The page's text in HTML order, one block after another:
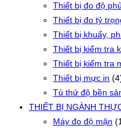
Thiết bị đo độ phủ
Thiết bị đo tỷ
Thiết bị khuấy,
Thiết bị kiểm tra
Thiết bị kiểm tra
Thiết bị mực in
Tủ thử độ bền
THIẾT BỊ NGÀNH
Máy đo độ mặn